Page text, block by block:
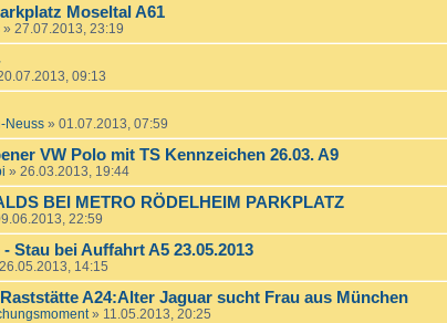
Moseltal A61
» 27.07.2013, 23:19
09:13
Neuss » 01.07.2013, 07:59
VW Polo mit TS Kennzeichen 26.03. A9
» 26.03.2013, 19:44
BEI METRO RÖDELHEIM PARKPLATZ
22:59
Stau bei Auffahrt A5 23.05.2013
26.05.2013, 14:15
Raststätte A24:Alter Jaguar sucht Frau aus München
» 11.05.2013, 20:25